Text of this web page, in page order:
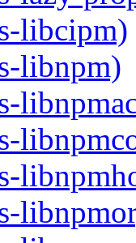
libcipm)
libnpm)